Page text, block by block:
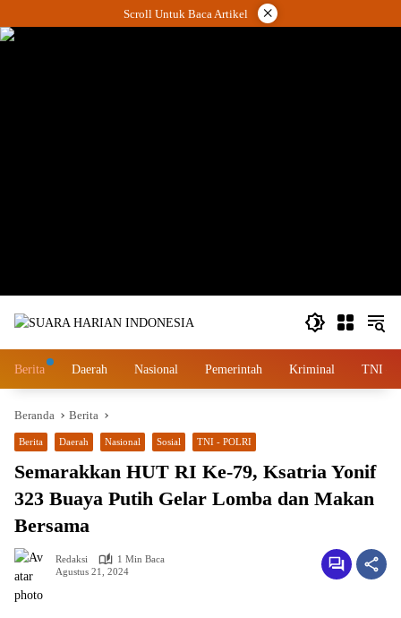
ke
Scroll Untuk Baca Artikel ×
Berita Daerah Nasional Pemerintah Kriminal TNI –
Beranda Berita
Berita Daerah Nasional Sosial TNI - POLRI
Semarakkan HUT RI Ke-79, Ksatria Yonif
323 Buaya Putih Gelar Lomba dan Makan
Bersama
Redaksi
1 Min Baca
Agustus 21, 2024